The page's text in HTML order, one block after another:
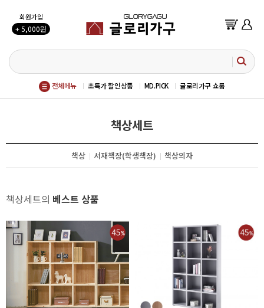
회원가입
+ 5,000원
전체메뉴 초특가 할인상품 MD.PICK 글로리가구 쇼룸
책상세트
책상 서재책장(학생책장) 책상의자
책상세트의 베스트 상품